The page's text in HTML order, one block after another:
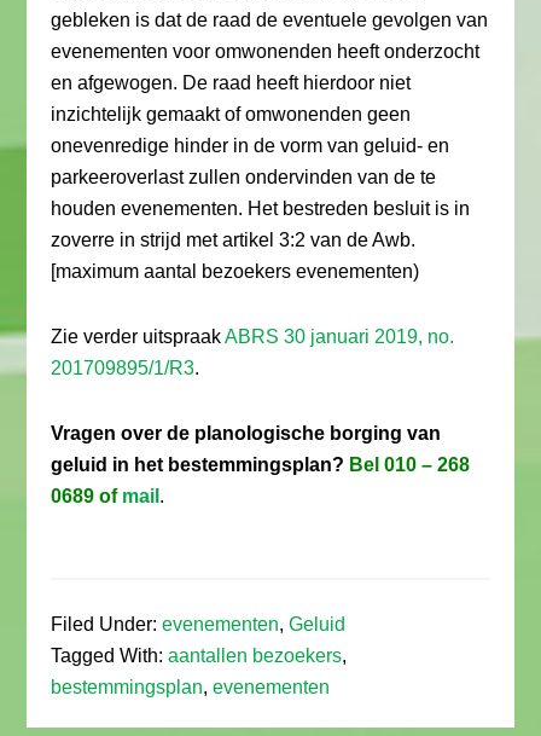
gebleken is dat de raad de eventuele gevolgen van
evenementen voor omwonenden heeft onderzocht
en afgewogen. De raad heeft hierdoor niet
inzichtelijk gemaakt of omwonenden geen
onevenredige hinder in de vorm van geluid- en
parkeeroverlast zullen ondervinden van de te
houden evenementen. Het bestreden besluit is in
zoverre in strijd met artikel 3:2 van de Awb.
[maximum aantal bezoekers evenementen)
Zie verder uitspraakABRS 30 januari 2019, no.
201709895/1/R3.
Vragen over de planologische borging van
geluid in het bestemmingsplan? Bel 010 – 268
0689 of mail .
Filed Under:evenementen,Geluid
Tagged With:aantallen bezoekers,
bestemmingsplan,evenementen